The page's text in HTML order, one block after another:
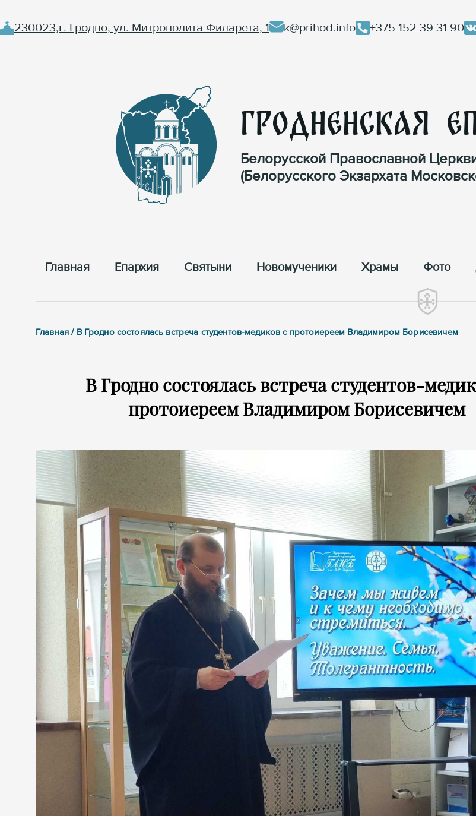
230023,г. Гродно, ул. Митрополита Филарета, 1 k@prihod.info +375 152 39 31 90
Гродненская
Белорусской Православной
(Белорусского Экзархата
Главная Епархия Cвятыни Новомученики Храмы Фото
Главная / В Гродно состоялась встреча студентов-медиков с протоиереем Владимиром Борисевичем
В Гродно состоялась встреча студентов-
протоиереем Владимиром Борисевичем